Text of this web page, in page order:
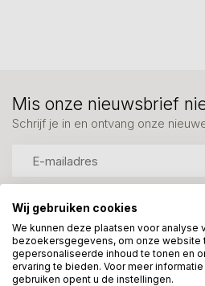
Meer informatie?
We helpen graag met uw keuze of
ons 7 dagen per week: 06-
Mis onze nieuwsbrief
Schrijf je in en ontvang onze
Wij gebruiken cookies
We kunnen deze plaatsen voor analyse
bezoekersgegevens, om onze website
gepersonaliseerde inhoud te tonen en
ervaring te bieden. Voor meer
gebruiken opent u de instellingen.